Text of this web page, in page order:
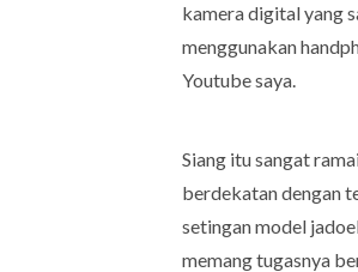
kamera digital yang
menggunakan
Youtube saya.
Siang itu sangat
berdekatan dengan
setingan model
memang tugasnya